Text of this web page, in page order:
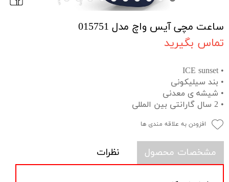
ساعت مچی آیس واچ مدل 015751
تماس بگیرید
• ICE sunset
• بند سیلیکونی
• شیشه ی معدنی
• 2 سال گارانتی بین المللی
افزودن به علاقه مندی ها
مشخصات محصول نظرات